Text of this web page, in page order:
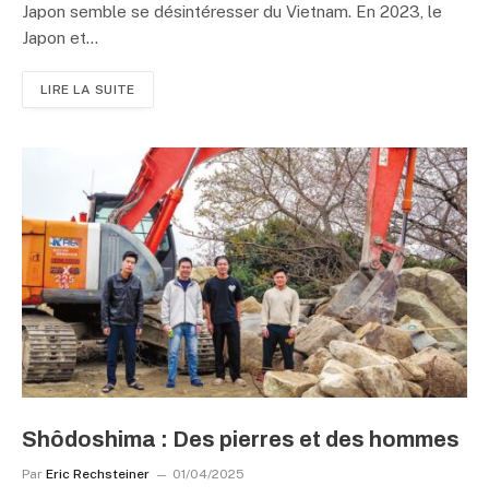
Japon semble se désintéresser du Vietnam. En 2023, le
Japon et…
LIRE LA SUITE
Shôdoshima : Des pierres et des hommes
Par Eric Rechsteiner 01/04/2025